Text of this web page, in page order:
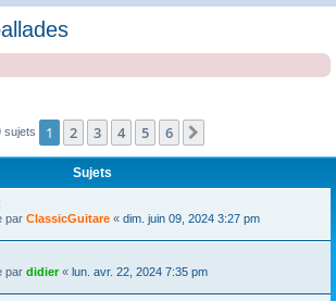
sujets 1 2 3 4 5 6
Sujets
par ClassicGuitare « dim. juin 09, 2024 3:27 pm
par didier« lun. avr. 22, 2024 7:35 pm